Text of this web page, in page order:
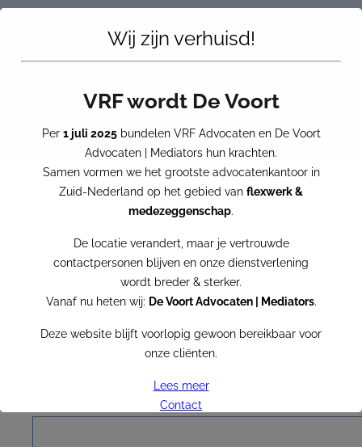
BEL MIJ TERUG
Naam
Telefoonnummer
Wij zijn verhuisd!
VRF wordt De Voort
Per 1 juli 2025bundelen VRF Advocaten en De Voort
Advocaten | Mediators hun krachten.
Samen vormen we het grootste advocatenkantoor in
Zuid-Nederland op het gebied van flexwerk &
medezeggenschap.
De locatie verandert, maar je vertrouwde
contactpersonen blijven en onze dienstverlening
wordt breder & sterker.
Vanaf nu heten wij: De Voort Advocaten | Mediators.
Deze website blijft voorlopig gewoon bereikbaar voor
onze cliënten.
Lees meer
Contact